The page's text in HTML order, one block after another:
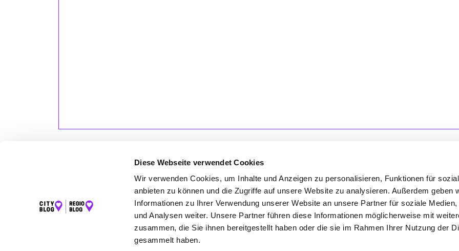
Diese Webseite verwendet Cookies
Wir verwenden Cookies, um Inhalte und Anzeigen zu personalisieren, Funktionen für
anbieten zu können und die Zugriffe auf unsere Website zu analysieren. Außerdem geben
Informationen zu Ihrer Verwendung unserer Website an unsere Partner für soziale Medien,
und Analysen weiter. Unsere Partner führen diese Informationen möglicherweise mit
zusammen, die Sie ihnen bereitgestellt haben oder die sie im Rahmen Ihrer Nutzung der
gesammelt haben.
LET'S CONNECT
Kontakt
SERVICE
WhatsApp
0800 0057425